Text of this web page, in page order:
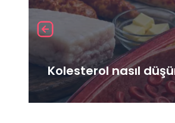
Kolesterol nasıl